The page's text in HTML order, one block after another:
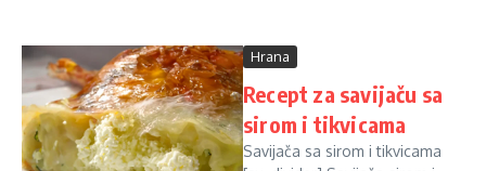
Hrana
Recept za savijaču sa
sirom i tikvicama
Savijača sa sirom i tikvicama